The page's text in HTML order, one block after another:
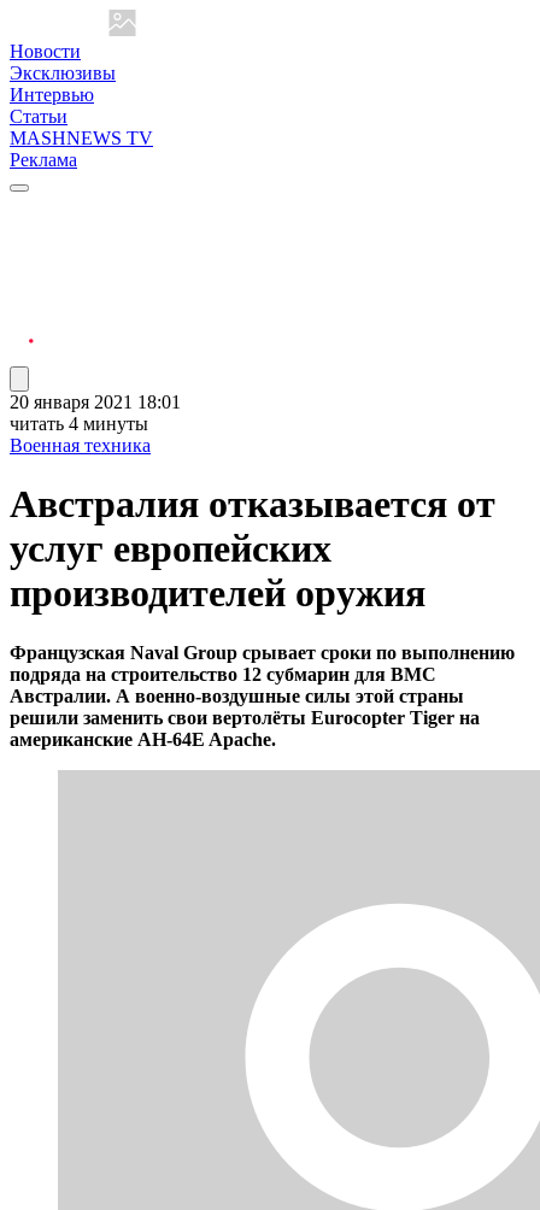
Новости
Эксклюзивы
Интервью
Статьи
MASHNEWS TV
Реклама
20 января 2021 18:01
читать 4 минуты
Военная техника
Австралия отказывается от
услуг европейских
производителей оружия
Французская Naval Group срывает сроки по выполнению
подряда на строительство 12 субмарин для ВМС
Австралии. А военно-воздушные силы этой страны
решили заменить свои вертолёты Eurocopter Tiger на
американские AH-64E Apache.